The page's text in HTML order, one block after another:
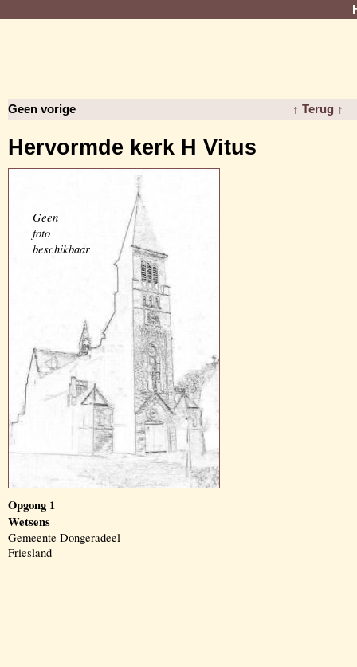
Geen vorige ↑ Terug ↑
Hervormde kerk H Vitus
Geen
foto
beschikbaar
Opgong 1
Wetsens
Gemeente Dongeradeel
Friesland